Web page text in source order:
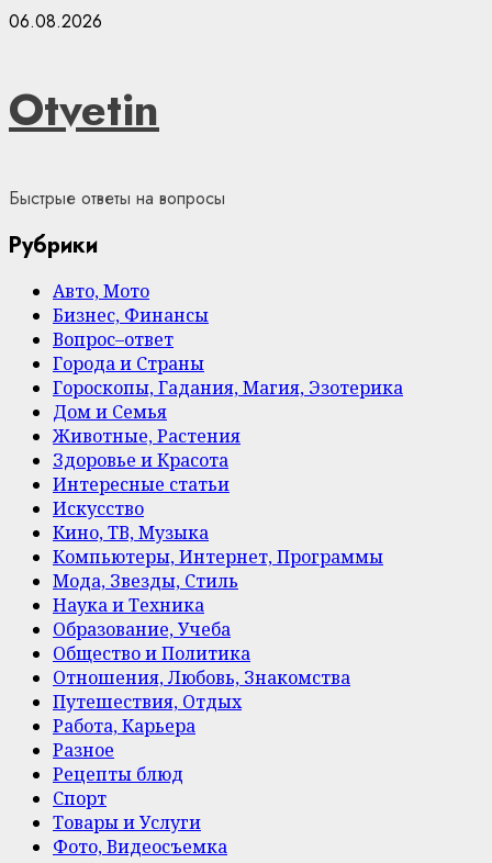
Skip
06.08.2026
Otvetin
Быстрые ответы на вопросы
Рубрики
Авто, Мото
Бизнес, Финансы
Вопрос–ответ
Города и Страны
Гороскопы, Гадания, Магия, Эзотерика
Дом и Семья
Животные, Растения
Здоровье и Красота
Интересные статьи
Искусство
Кино, ТВ, Музыка
Компьютеры, Интернет, Программы
Мода, Звезды, Стиль
Наука и Техника
Образование, Учеба
Общество и Политика
Отношения, Любовь, Знакомства
Путешествия, Отдых
Работа, Карьера
Разное
Рецепты блюд
Спорт
Товары и Услуги
Фото, Видеосъемка